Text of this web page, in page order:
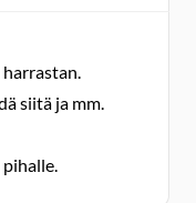
siitä ja mm.